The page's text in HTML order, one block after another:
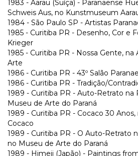
1983 - Aarau (Suíça) - Paranaense
Schweis Aus, no Kunstmuseum
1984 - São Paulo SP - Artistas
1985 - Curitiba PR - Desenho, Cor e
Krieger
1985 - Curitiba PR - Nossa Gente, na
Arte
1986 - Curitiba PR - 43º Salão
1986 - Curitiba PR - Tradição/
1989 - Curitiba PR - Auto-Retrato na
Museu de Arte do Paraná
1989 - Curitiba PR - Cocaco 30
Cocaco
1989 - Curitiba PR - O Auto-Retrato
no Museu de Arte do Paraná
1989 - Himeji (Japão) - Paintings